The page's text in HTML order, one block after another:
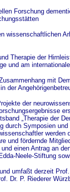
Forschung
wissenschaftlichen
Therapie der
und am
mit
der
der
„Therapie der
durch Symposien
und fördernde
einen Antrag an
Neele-Stiftung
umfaßt derzeit
Dr. P. Riederer